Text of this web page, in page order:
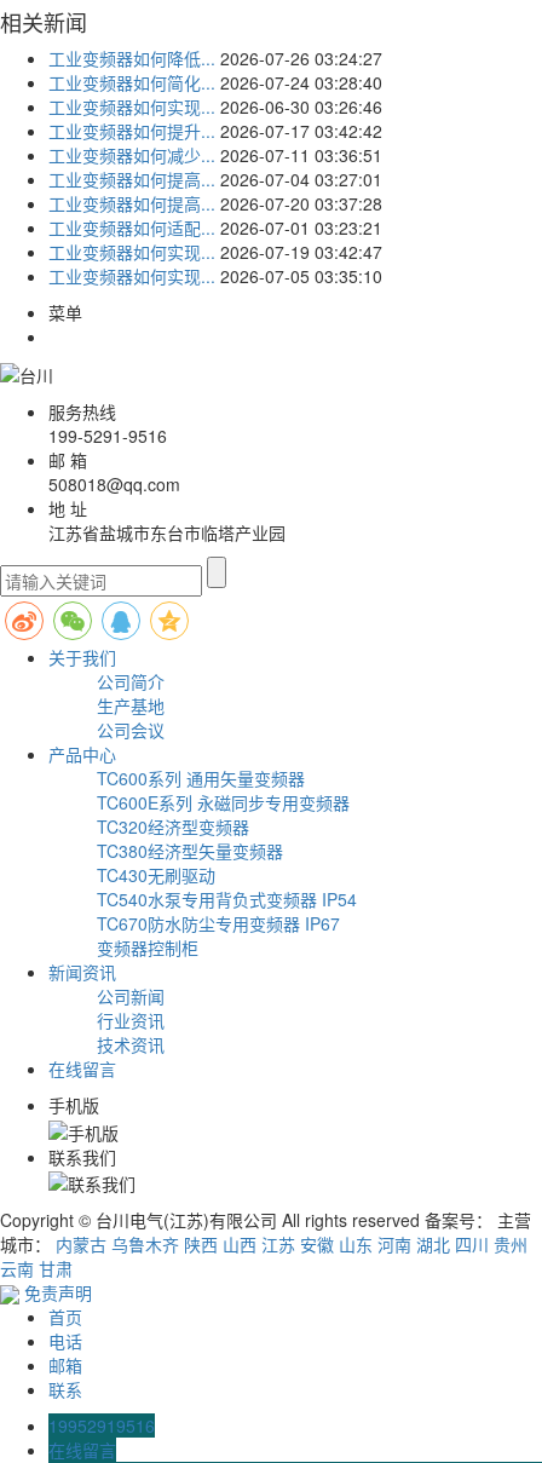
相关新闻
工业变频器如何降低... 2026-07-26 03:24:27
工业变频器如何简化... 2026-07-24 03:28:40
工业变频器如何实现... 2026-06-30 03:26:46
工业变频器如何提升... 2026-07-17 03:42:42
工业变频器如何减少... 2026-07-11 03:36:51
工业变频器如何提高... 2026-07-04 03:27:01
工业变频器如何提高... 2026-07-20 03:37:28
工业变频器如何适配... 2026-07-01 03:23:21
工业变频器如何实现... 2026-07-19 03:42:47
工业变频器如何实现... 2026-07-05 03:35:10
菜单
服务热线
199-5291-9516
邮 箱
508018@qq.com
地 址
江苏省盐城市东台市临塔产业园
关于我们
公司简介
生产基地
公司会议
产品中心
TC600系列 通用矢量变频器
TC600E系列 永磁同步专用变频器
TC320经济型变频器
TC380经济型矢量变频器
TC430无刷驱动
TC540水泵专用背负式变频器 IP54
TC670防水防尘专用变频器 IP67
变频器控制柜
新闻资讯
公司新闻
行业资讯
技术资讯
在线留言
手机版
联系我们
Copyright © 台川电气(江苏)有限公司 All rights reserved 备案号：
主营
城市： 内蒙古 乌鲁木齐 陕西 山西 江苏 安徽 山东 河南 湖北 四川 贵州
云南 甘肃
免责声明
首页
电话
邮箱
联系
19952919516
在线留言